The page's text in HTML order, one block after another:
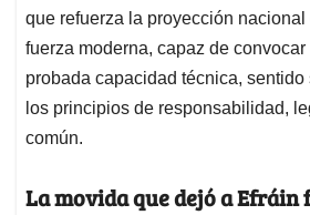
que refuerza la proyección
fuerza moderna, capaz de
probada capacidad técnica,
los principios de responsabilidad,
común.
La movida que dejó a Efráin